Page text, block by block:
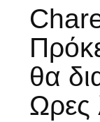
θα
Ωρες